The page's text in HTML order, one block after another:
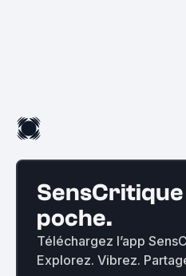
poche.
Téléchargez l’app
Explorez. Vibrez.